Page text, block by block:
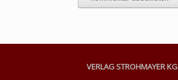
VERLAG STROHMAYER KG